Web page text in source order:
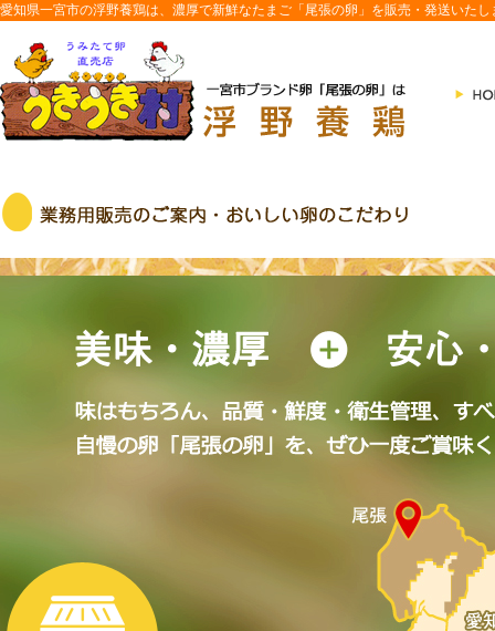
愛知県一宮市の浮野養鶏は、濃厚で新鮮なたまご「尾張の卵」を販売・発送いたし